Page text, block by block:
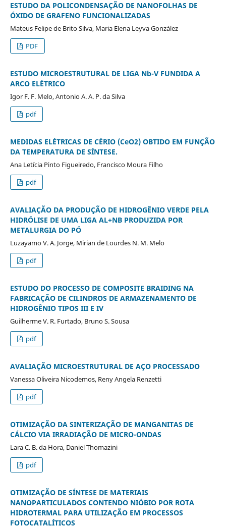
ESTUDO DA POLICONDENSAÇÃO DE NANOFOLHAS DE
ÓXIDO DE GRAFENO FUNCIONALIZADAS
Mateus Felipe de Brito Silva, Maria Elena Leyva González
PDF
ESTUDO MICROESTRUTURAL DE LIGA Nb-V FUNDIDA A
ARCO ELÉTRICO
Igor F. F. Melo, Antonio A. A. P. da Silva
pdf
MEDIDAS ELÉTRICAS DE CÉRIO (CeO2) OBTIDO EM FUNÇÃO
DA TEMPERATURA DE SÍNTESE.
Ana Letícia Pinto Figueiredo, Francisco Moura Filho
pdf
AVALIAÇÃO DA PRODUÇÃO DE HIDROGÊNIO VERDE PELA
HIDRÓLISE DE UMA LIGA AL+NB PRODUZIDA POR
METALURGIA DO PÓ
Luzayamo V. A. Jorge, Mirian de Lourdes N. M. Melo
pdf
ESTUDO DO PROCESSO DE COMPOSITE BRAIDING NA
FABRICAÇÃO DE CILINDROS DE ARMAZENAMENTO DE
HIDROGÊNIO TIPOS III E IV
Guilherme V. R. Furtado, Bruno S. Sousa
pdf
AVALIAÇÃO MICROESTRUTURAL DE AÇO PROCESSADO
Vanessa Oliveira Nicodemos, Reny Angela Renzetti
pdf
OTIMIZAÇÃO DA SINTERIZAÇÃO DE MANGANITAS DE
CÁLCIO VIA IRRADIAÇÃO DE MICRO-ONDAS
Lara C. B. da Hora, Daniel Thomazini
pdf
OTIMIZAÇÃO DE SÍNTESE DE MATERIAIS
NANOPARTICULADOS CONTENDO NIÓBIO POR ROTA
HIDROTERMAL PARA UTILIZAÇÃO EM PROCESSOS
FOTOCATALÍTICOS